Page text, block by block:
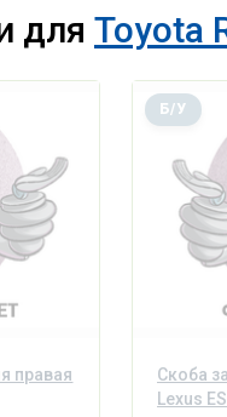
для Toyota
правая
Скоба
Lexus
Б/У